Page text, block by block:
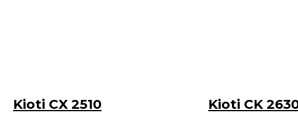
Kioti CX 2510 Kioti CK